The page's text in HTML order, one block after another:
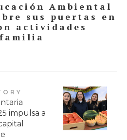
Ambiental
sus puertas en
actividades
impulsa a